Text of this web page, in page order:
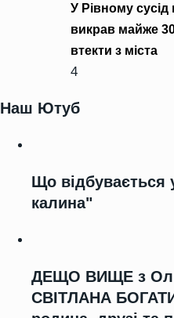
У Рівному сусід
викрав майже
втекти з міста
4
Наш Ютуб
Що відбувається
калина"
ДЕЩО ВИЩЕ з
СВІТЛАНА